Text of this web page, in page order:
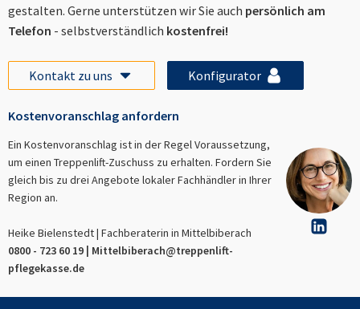
gestalten. Gerne unterstützen wir Sie auch persönlich am
Telefon - selbstverständlich kostenfrei!
Kontakt zu uns Konfigurator
Kostenvoranschlag anfordern
Ein Kostenvoranschlag ist in der Regel Voraussetzung,
um einen Treppenlift-Zuschuss zu erhalten. Fordern Sie
gleich bis zu drei Angebote lokaler Fachhändler in Ihrer
Region an.
Heike Bielenstedt | Fachberaterin in Mittelbiberach
0800 - 723 60 19 | Mittelbiberach@treppenlift-
pflegekasse.de